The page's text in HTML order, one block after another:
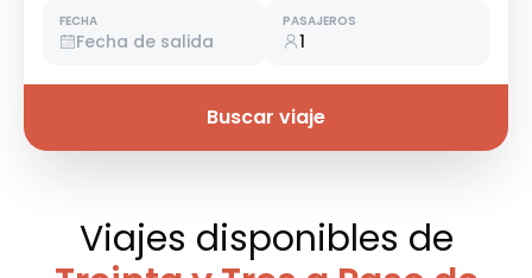
FECHA
Fecha de salida
PASAJEROS
1
Buscar viaje
Viajes disponibles de